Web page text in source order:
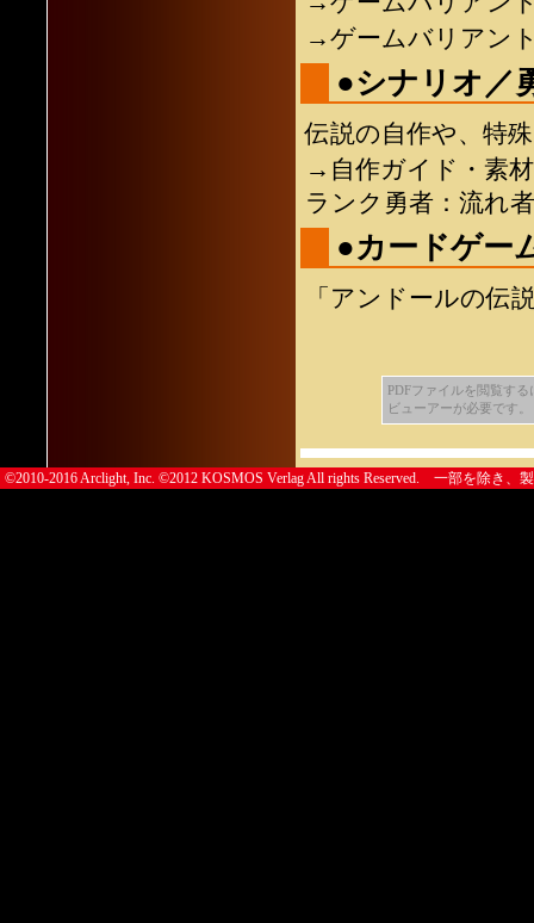
→ゲームバリアン
●シナリオ／
伝説の自作や、特
→自作ガイド・素
ランク勇者：流れ
●カードゲー
「アンドールの伝
PDFファイルを閲覧する
ビューアーが必要です。
©2010-2016 Arclight, Inc. ©2012 KOSMOS Verlag All rights Reserved. 一部を除き